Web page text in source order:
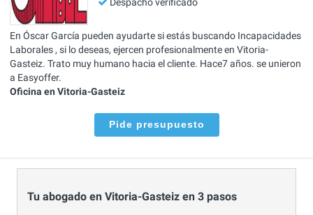
En Óscar García pueden ayudarte si estás buscando Incapacidades
Laborales , si lo deseas, ejercen profesionalmente en Vitoria-
Gasteiz. Trato muy humano hacia el cliente. Hace7 años. se unieron
a Easyoffer.
Oficina en Vitoria-Gasteiz
Pide presupuesto
Tu abogado en Vitoria-Gasteiz en 3 pasos